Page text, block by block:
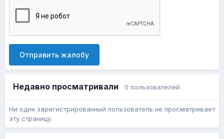
Отправить жалобу
Недавно просматривали 0 пользователей
Ни один зарегистрированный пользователь не просматривает
эту страницу.